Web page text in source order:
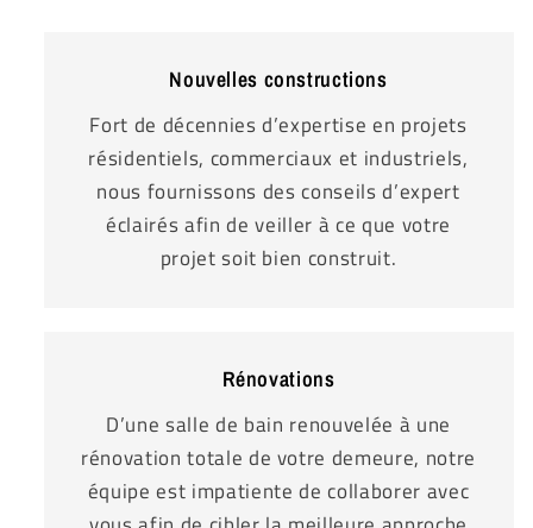
Nouvelles constructions
Fort de décennies d’expertise en projets
résidentiels, commerciaux et industriels,
nous fournissons des conseils d’expert
éclairés afin de veiller à ce que votre
projet soit bien construit.
Rénovations
D’une salle de bain renouvelée à une
rénovation totale de votre demeure, notre
équipe est impatiente de collaborer avec